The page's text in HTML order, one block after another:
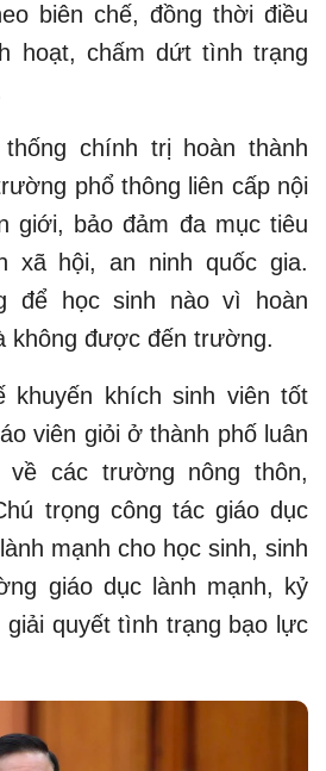
biên chế, đồng thời điều
hoạt, chấm dứt tình trạng
chính trị hoàn thành
phổ thông liên cấp nội
giới, bảo đảm đa mục tiêu
xã hội, an ninh quốc gia.
để học sinh nào vì hoàn
không được đến trường.
khuyến khích sinh viên tốt
viên giỏi ở thành phố luân
về các trường nông thôn,
trọng công tác giáo dục
mạnh cho học sinh, sinh
giáo dục lành mạnh, kỷ
quyết tình trạng bạo lực